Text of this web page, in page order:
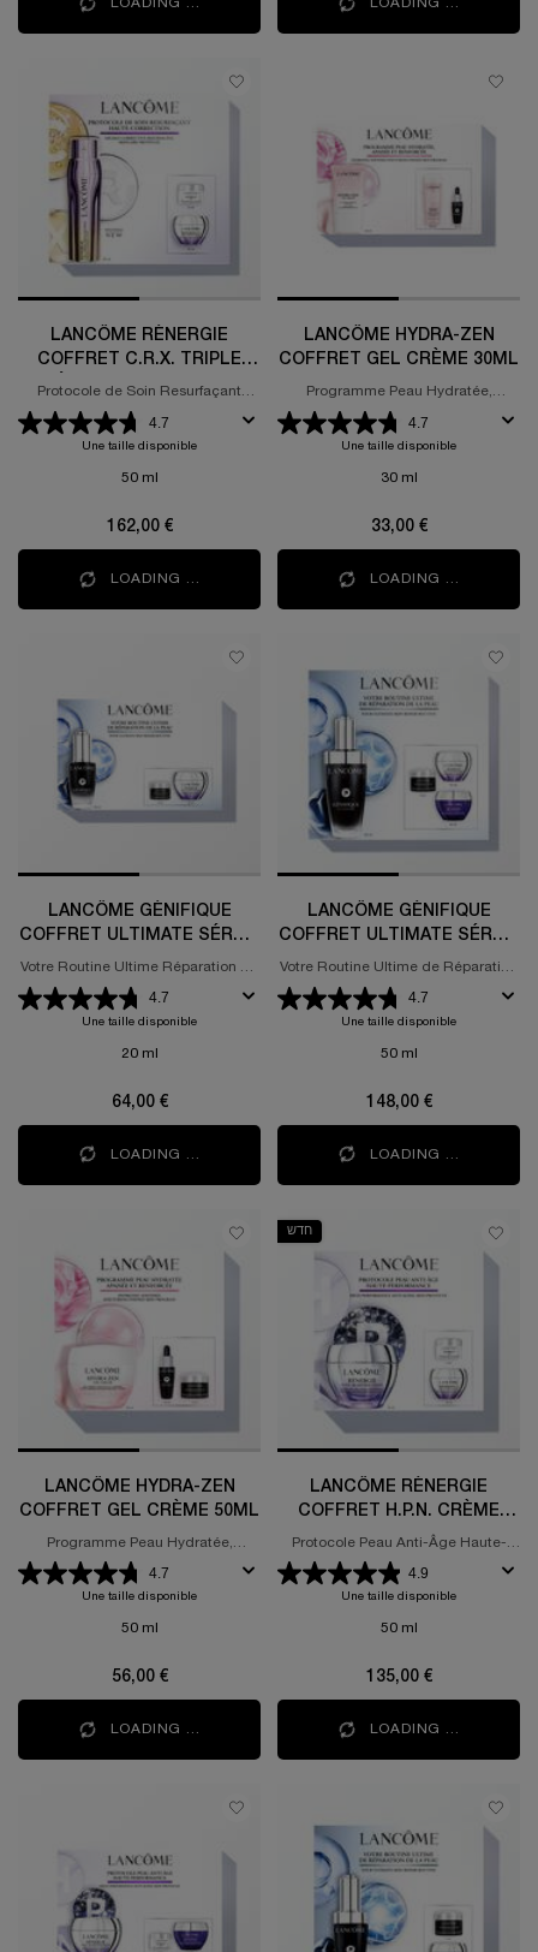
LOADING ... LOADING ...
LANCÔME RÉNERGIE
COFFRET C.R.X. TRIPLE
SÉRUM RETINOL 50ML
Protocole de Soin Resurfaçant
Haute-Correction
4.7
Une taille disponible
50 ml
162,00 €
LOADING ...
LANCÔME HYDRA-ZEN
COFFRET GEL CRÈME 30ML
Programme Peau Hydratée,
Apaisée et Renforcée
4.7
Une taille disponible
30 ml
33,00 €
LOADING ...
LANCÔME GÉNIFIQUE
COFFRET ULTIMATE SÉRUM
20ML
Votre Routine Ultime Réparation de
la Peau
4.7
Une taille disponible
20 ml
64,00 €
LOADING ...
LANCÔME GÉNIFIQUE
COFFRET ULTIMATE SÉRUM
50ML
Votre Routine Ultime de Réparation
de la Peau
4.7
Une taille disponible
50 ml
148,00 €
LOADING ...
LANCÔME HYDRA-ZEN
COFFRET GEL CRÈME 50ML
Programme Peau Hydratée,
Apaisée et Renforcée
4.7
Une taille disponible
50 ml
56,00 €
LOADING ...
חדש
LANCÔME RÉNERGIE
COFFRET H.P.N. CRÈME
50ML
Protocole Peau Anti-Âge Haute-
Performance
4.9
Une taille disponible
50 ml
135,00 €
LOADING ...